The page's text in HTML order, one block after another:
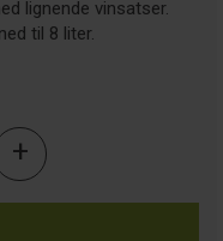
lignende vinsatser.
til 8 liter.
+